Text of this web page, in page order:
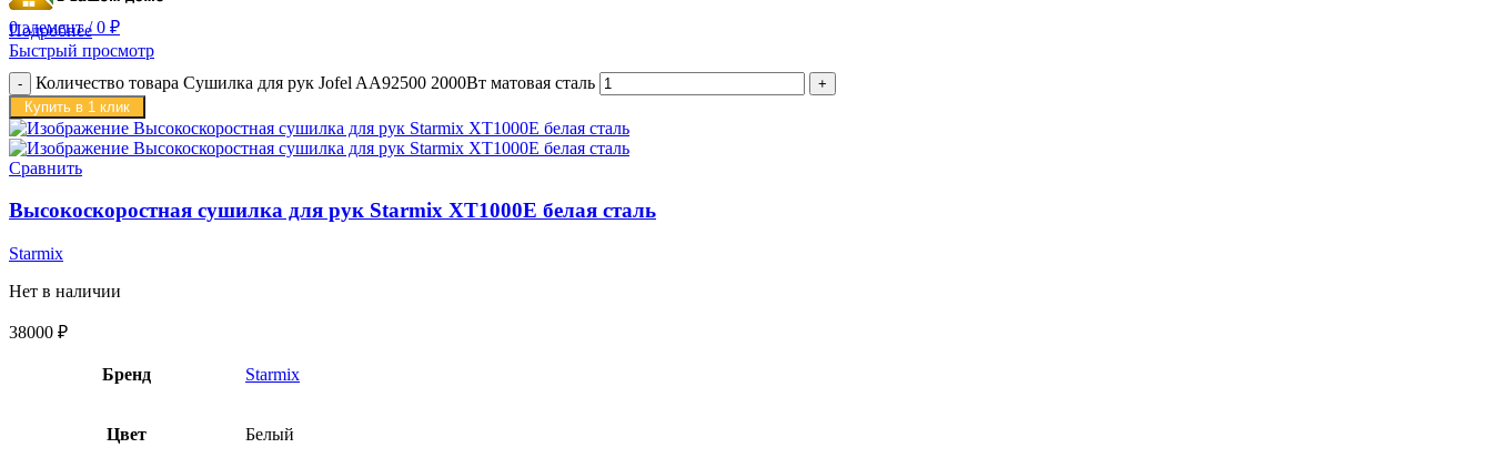
0элемент / 0 ₽
Подробнее
Быстрый просмотр
Количество товара Сушилка для рук Jofel AA92500 2000Вт матовая сталь
Купить в 1 клик
Сравнить
Высокоскоростная сушилка для рук Starmix XT1000E белая сталь
Starmix
Нет в наличии
38000 ₽
Бренд Starmix
Цвет Белый